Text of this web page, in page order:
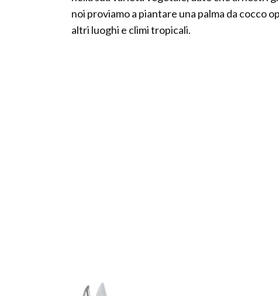
noi proviamo a piantare una palma da cocco
altri luoghi e climi tropicali.